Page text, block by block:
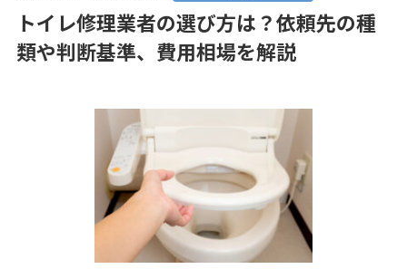
トイレ修理業者の選び方は？依頼先の種
類や判断基準、費用相場を解説